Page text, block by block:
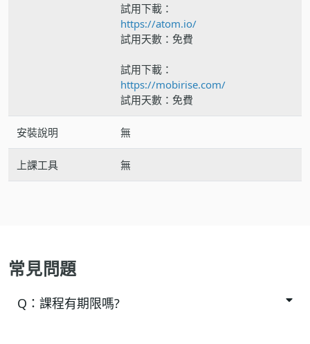
試用下載：
https://atom.io/
試用天數：免費
試用下載：
https://mobirise.com/
試用天數：免費
安裝說明 無
上課工具 無
常見問題
Q： 課程有期限嗎?